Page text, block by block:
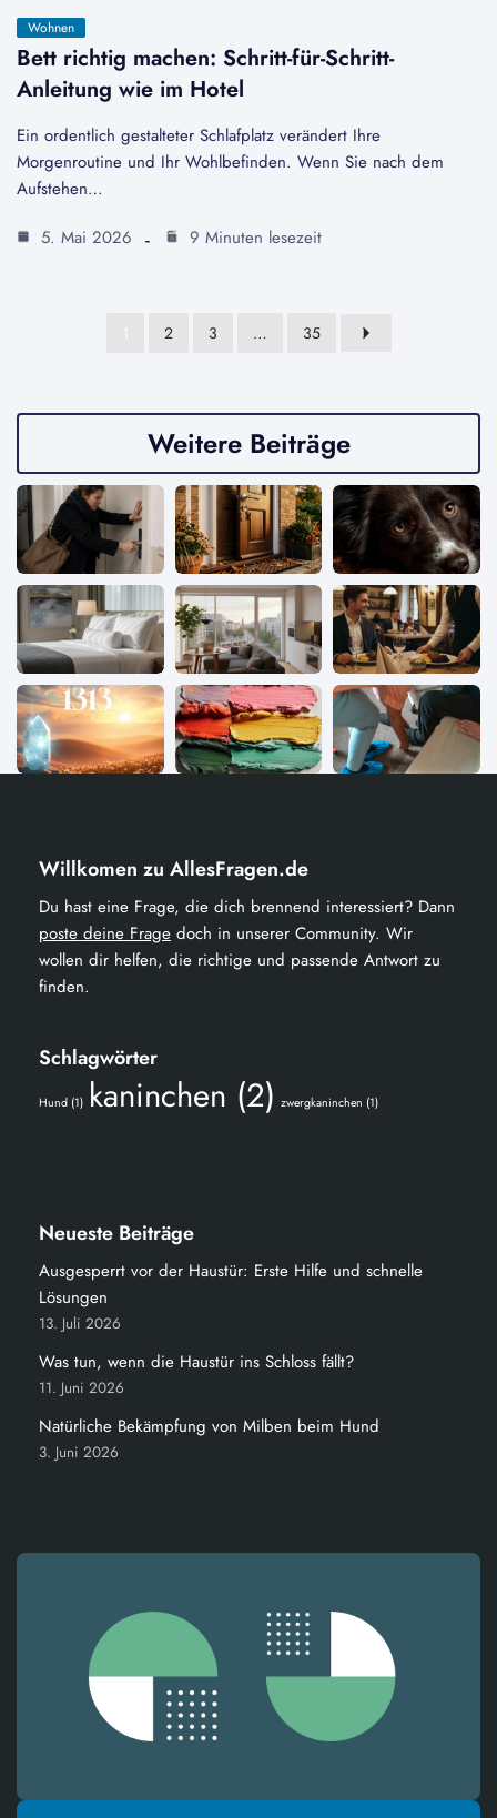
Wohnen
Bett richtig machen: Schritt-für-Schritt-
Anleitung wie im Hotel
Ein ordentlich gestalteter Schlafplatz verändert Ihre
Morgenroutine und Ihr Wohlbefinden. Wenn Sie nach dem
Aufstehen…
5. Mai 2026
9 Minuten lesezeit
2 3 … 35
Weitere Beiträge
Willkomen zu AllesFragen.de
Du hast eine Frage, die dich brennend interessiert? Dann
poste deine Frage doch in unserer Community. Wir
wollen dir helfen, die richtige und passende Antwort zu
finden.
Schlagwörter
Hund (1) kaninchen (2) zwergkaninchen (1)
Neueste Beiträge
Ausgesperrt vor der Haustür: Erste Hilfe und schnelle
Lösungen
13. Juli 2026
Was tun, wenn die Haustür ins Schloss fällt?
11. Juni 2026
Natürliche Bekämpfung von Milben beim Hund
3. Juni 2026